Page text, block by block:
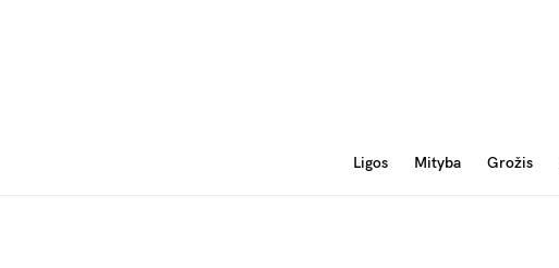
Ligos Mityba Grožis